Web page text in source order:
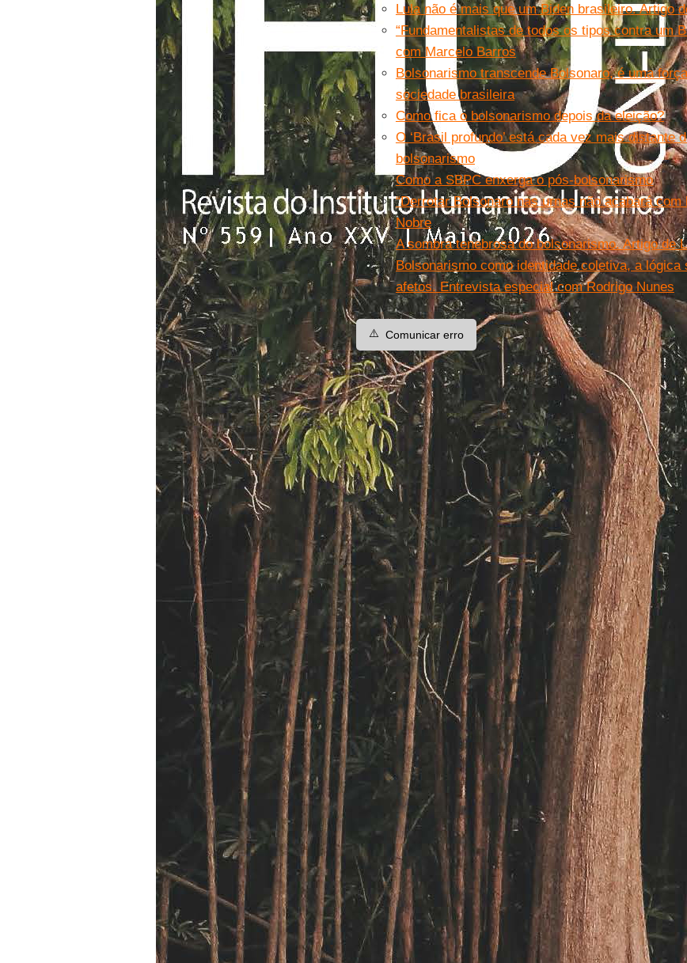
Lula não é mais que um Biden brasileiro. Artigo
“Fundamentalistas de todos os tipos contra um
com Marcelo Barros
Bolsonarismo transcende Bolsonaro, é uma
sociedade brasileira
Como fica o bolsonarismo depois da eleição?
O ‘Brasil profundo’ está cada vez mais distante
bolsonarismo
Como a SBPC enxerga o pós-bolsonarismo
“Derrotar Bolsonaro nas urnas não acabará
Nobre
A sombra tenebrosa do bolsonarismo. Artigo de
Bolsonarismo como identidade coletiva, a
afetos. Entrevista especial com Rodrigo Nunes
⚠️ Comunicar erro